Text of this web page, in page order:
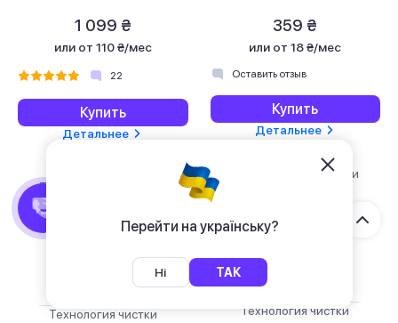
Перейти на українську?
Ні ТАК
1 099 ₴
или от 110 ₴/мес
22
Купить
Детальнее
Типы режимов чистки
чистки, Нежный
умолчанию)
Технология чистки
359 ₴
или от 18 ₴/мес
Оставить отзыв
Купить
Детальнее
Типы режимов чистки
Ежедневная
Отбеливающий
Технология чистки